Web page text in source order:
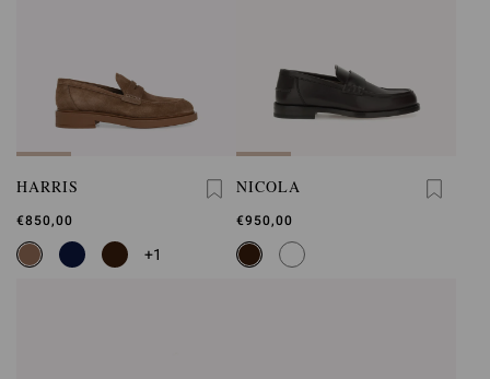
HARRIS
€850,00
+1
NICOLA
€950,00